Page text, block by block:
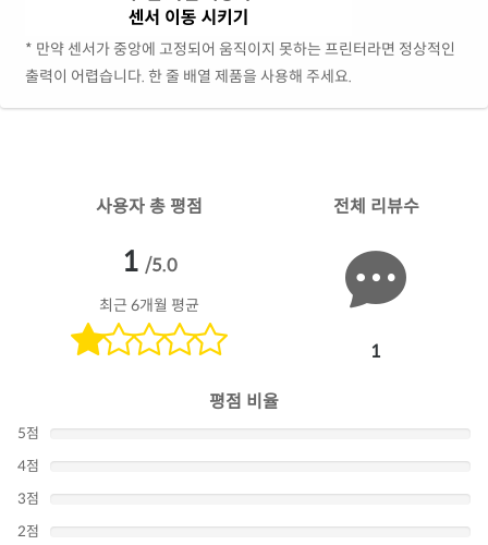
* 만약 센서가 중앙에 고정되어 움직이지 못하는 프린터라면 정상적인
출력이 어렵습니다. 한 줄 배열 제품을 사용해 주세요.
사용자 총 평점
1 /5.0
최근 6개월 평균
전체 리뷰수
1
평점 비율
5점
4점
3점
2점